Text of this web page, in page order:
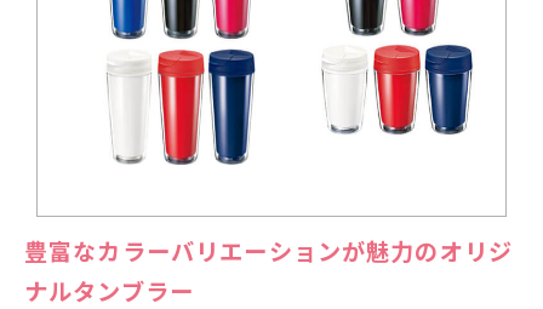
豊富なカラーバリエーションが魅力のオリジ
ナルタンブラー